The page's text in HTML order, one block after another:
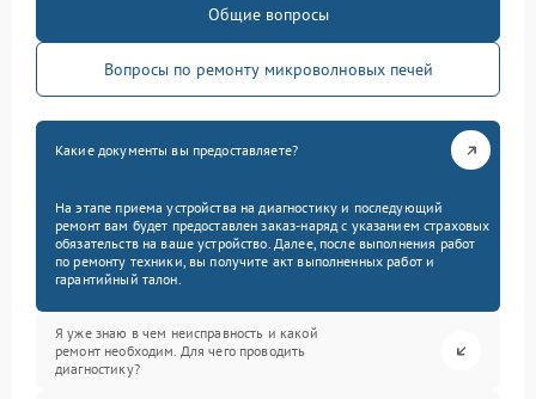
Общие вопросы
Вопросы по ремонту микроволновых печей
Какие документы вы предоставляете?
На этапе приема устройства на диагностику и последующий
ремонт вам будет предоставлен заказ-наряд с указанием страховых
обязательств на ваше устройство. Далее, после выполнения работ
по ремонту техники, вы получите акт выполненных работ и
гарантийный талон.
Я уже знаю в чем неисправность и какой
ремонт необходим. Для чего проводить
диагностику?